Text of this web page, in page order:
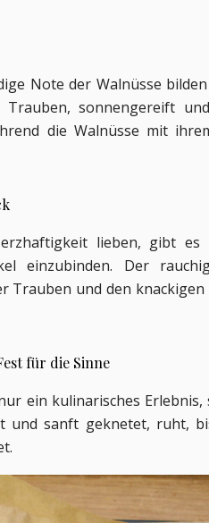
Note der Walnüsse
sonnengereift
die Walnüsse mit
lieben, gibt es
einzubinden. Der
und den knackigen
für die Sinne
ein kulinarisches
und sanft geknetet, ruht,